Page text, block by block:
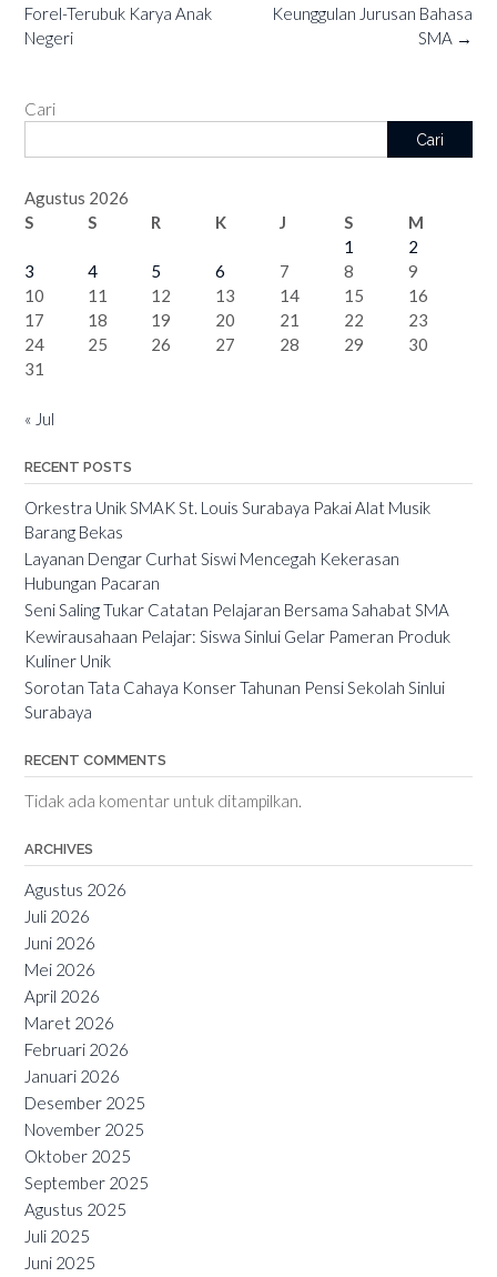
navigation
Keunggulan Jurusan Bahasa
SMA →
Forel-Terubuk Karya Anak
Negeri
Cari
Cari
Agustus 2026
S
S R K J S
M
1
2
3
4 5 6 7 8
9
10
11 12 13 14 15
16
17
18 19 20 21 22
23
24
25 26 27 28 29
30
31
« Jul
RECENT POSTS
Orkestra Unik SMAK St. Louis Surabaya Pakai Alat Musik
Barang Bekas
Layanan Dengar Curhat Siswi Mencegah Kekerasan
Hubungan Pacaran
Seni Saling Tukar Catatan Pelajaran Bersama Sahabat SMA
Kewirausahaan Pelajar: Siswa Sinlui Gelar Pameran Produk
Kuliner Unik
Sorotan Tata Cahaya Konser Tahunan Pensi Sekolah Sinlui
Surabaya
RECENT COMMENTS
Tidak ada komentar untuk ditampilkan.
ARCHIVES
Agustus 2026
Juli 2026
Juni 2026
Mei 2026
April 2026
Maret 2026
Februari 2026
Januari 2026
Desember 2025
November 2025
Oktober 2025
September 2025
Agustus 2025
Juli 2025
Juni 2025